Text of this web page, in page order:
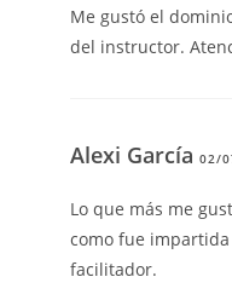
Me gustó el
del instructor.
Alexi García02/
Lo que más me
como fue
facilitador.